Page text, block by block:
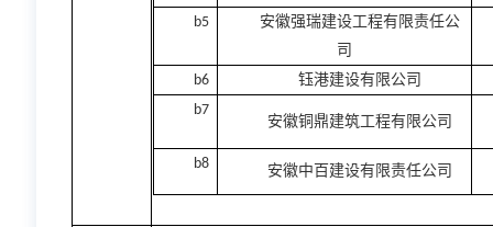
b5
安徽强瑞建设工程有限责任公
司
b6
钰港建设有限公司
b7
安徽铜鼎建筑工程有限公司
b8 安徽中百建设有限责任公司